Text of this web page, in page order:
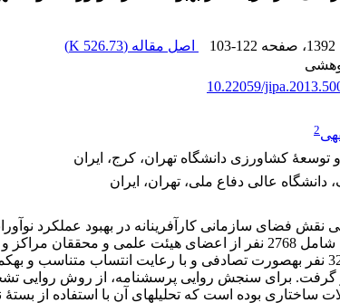
، صفحه 103-122 اصل مقاله (526.73 K
)
10.22059/
2
و توسعۀ کشاورزی دانشگاه تهران، کرج، ایران
دانشگاه عالی دفاع ملی، تهران، ایران